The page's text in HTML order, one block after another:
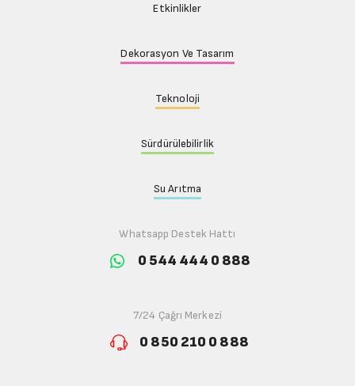
Etkinlikler
Dekorasyon Ve Tasarım
Teknoloji
Sürdürülebilirlik
Su Arıtma
Whatsapp Destek Hattı
0 544 444 0 888
7/24 Çağrı Merkezi
0 850 210 0 888